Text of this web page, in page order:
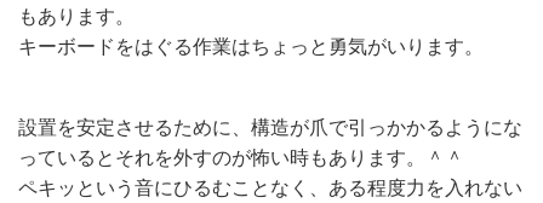
もあります。
キーボードをはぐる作業はちょっと勇気がいります。
設置を安定させるために、構造が爪で引っかかるようにな
っているとそれを外すのが怖い時もあります。＾＾
ペキッという音にひるむことなく、ある程度力を入れない